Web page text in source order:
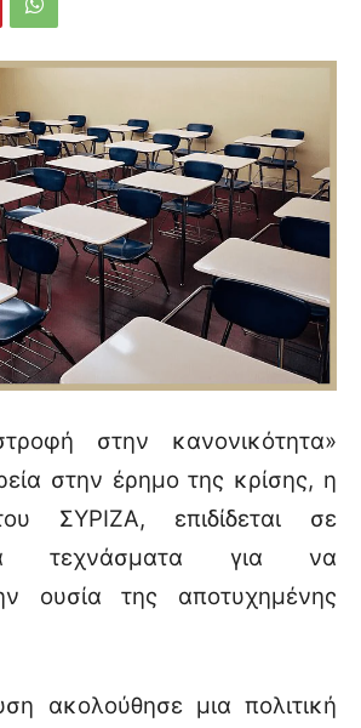
στην κανονικότητα»
στην έρημο της κρίσης, η
ΣΥΡΙΖΑ, επιδίδεται σε
τεχνάσματα για να
ουσία της αποτυχημένης
ακολούθησε μια πολιτική